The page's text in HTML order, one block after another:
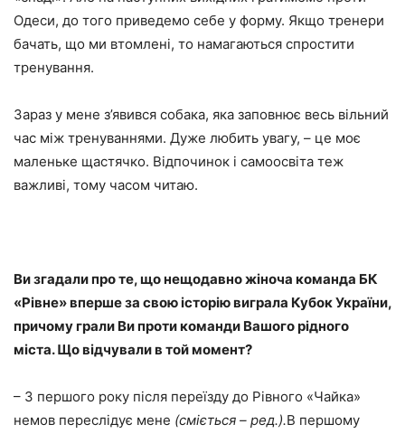
Одеси, до того приведемо себе у форму. Якщо тренери
бачать, що ми втомлені, то намагаються спростити
тренування.
Зараз у мене з’явився собака, яка заповнює весь вільний
час між тренуваннями. Дуже любить увагу, – це моє
маленьке щастячко. Відпочинок і самоосвіта теж
важливі, тому часом читаю.
Ви згадали про те, що нещодавно жіноча команда БК
«Рівне» вперше за свою історію виграла Кубок України,
причому грали Ви проти команди Вашого рідного
міста. Що відчували в той момент?
– З першого року після переїзду до Рівного «Чайка»
немов переслідує мене (сміється – ред.).В першому